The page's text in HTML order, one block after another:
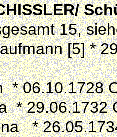
15,
[5] *
06.10.1728
29.06.1732
*